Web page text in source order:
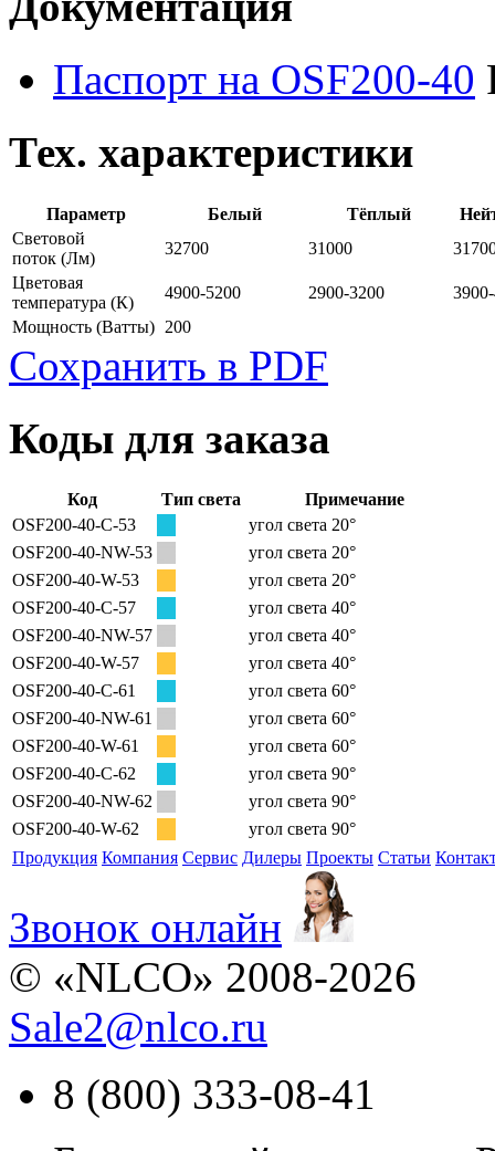
Паспорт на OSF200-40
Тех. характеристики
Параметр Белый Тёплый
Световой
поток (Лм)
32700 31000
Цветовая
температура (К)
4900-5200 2900-3200
Мощность (Ватты) 200
Сохранить в PDF
Коды для заказа
Код Тип света
Примечание
OSF200-40-C-53
угол света 20°
OSF200-40-NW-53
угол света 20°
OSF200-40-W-53
угол света 20°
OSF200-40-C-57
угол света 40°
OSF200-40-NW-57
угол света 40°
OSF200-40-W-57
угол света 40°
OSF200-40-C-61
угол света 60°
OSF200-40-NW-61
угол света 60°
OSF200-40-W-61
угол света 60°
OSF200-40-C-62
угол света 90°
OSF200-40-NW-62
угол света 90°
OSF200-40-W-62
угол света 90°
Продукция Компания Сервис Дилеры Проекты Статьи
Звонок онлайн
© «NLCO» 2008-2026
Sale2@nlco.ru
8 (800) 333-08-41